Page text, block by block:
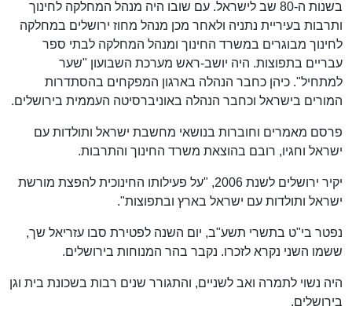
בשנות ה-80 שב לישראל. עם שובו היה מנהל המחלקה לחינוך
ותרבות בעיריית נתניה ולאחר מכן מנהל מחוז ירושלים במחלקה
לחינוך מבוגרים במשרד החינוך ומנהל המחלקה לבתי ספר
עבריים בתפוצות. היה יושב-ראש מערכת השבועון "שער
למתחיל". כיהן כחבר הנהלה בארגון המפקחים בהסתדרות
המורים בישראל וכחבר הנהלה באוניברסיטה העממית בירושלים.
פרסם מאמרים וחוברות בנושאי מחשבת ישראל ותולדות עם
ישראל וחגיו, רובם בהוצאת משרד החינוך והתרבות.
יקיר ירושלים לשנת 2006, "על פעילותו החינוכית להפצת מורשת
ישראל ותולדות עם ישראל בארץ ובתפוצות".
נפטר בי"ט בתשרי תשע"ב, יום השנה לפטירת סבו עזריאל שך,
ששמו השני נקרא לזכרו. נקבר בהר המנוחות בירושלים.
היה נשוי לתמרה ואב לשניים, והתגורר שנים רבות בשכונת בית וגן
בירושלים.